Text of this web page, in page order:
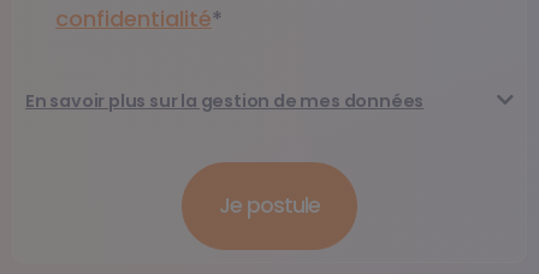
confidentialité​*
En savoir plus sur la gestion de mes données